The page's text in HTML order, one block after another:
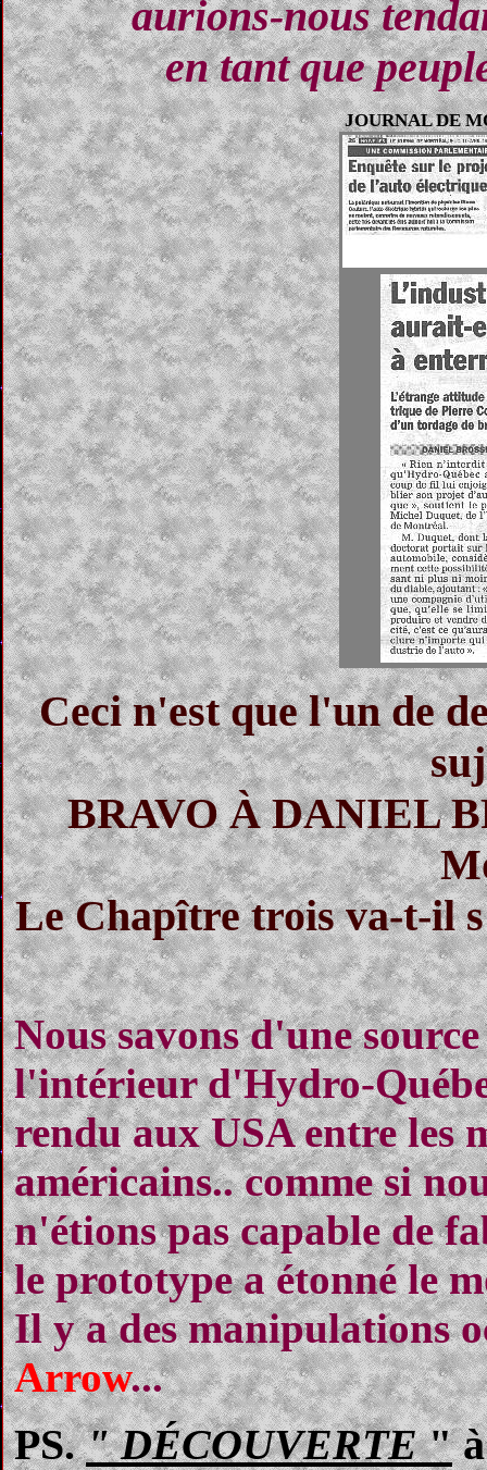
aurions-nous
en tant que
JOURNAL DE
Ceci n'est que l'un de
BRAVO À DANIEL
Le Chapître trois va-t-il
Nous savons d'une
l'intérieur d'Hydro-
rendu aux USA entre les
américains.. comme si
n'étions pas capable de
le prototype a étonné le
Il y a des manipulations
Arrow...
PS." DÉCOUVERTE"à